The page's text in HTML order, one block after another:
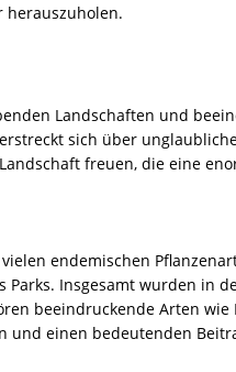
herauszuholen.
Landschaften und
sich über
freuen, die eine
endemischen
Insgesamt wurden in
beeindruckende Arten
und einen bedeutenden